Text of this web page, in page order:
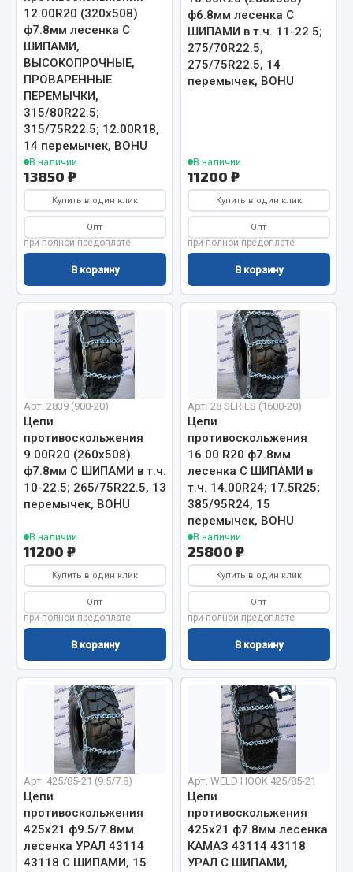
Соединительные элементы
Camozzi
Адаптеры и переходники
Тройники
Трубки, муфты, гайки
Угольники
Фитинги
Штуцеры
Весь раздел
Инструмент
Автомобильный инструмент
Измерительный инструмент
Крепежный инструмент
Режущий инструмент
Силовое оборудование
Слесарный инструмент
Столярный инструмент
Показать ещё
Цепи подъёмные
Весь раздел
РТИ
Кольца уплотнительные
Лента конвейерная
Манжеты
Паронит
Патрубки
Прокладки
Рукава высокого давления
12.00R20 (320х508)
ф7.8мм лесенка С
ШИПАМИ,
ВЫСОКОПРОЧНЫЕ,
ПРОВАРЕННЫЕ
ПЕРЕМЫЧКИ,
315/80R22.5;
315/75R22.5; 12.00R18,
14 перемычек, BOHU
В наличии
13850 ₽
Купить в один клик
Опт
при полной предоплате
В корзину
ф6.8мм лесенка С
ШИПАМИ в т.ч. 11-22.5;
275/70R22.5;
275/75R22.5, 14
перемычек, BOHU
В наличии
11200 ₽
Купить в один клик
Опт
при полной предоплате
В корзину
Арт. 2839 (900-20)
Цепи
противоскольжения
9.00R20 (260х508)
ф7.8мм С ШИПАМИ в т.ч.
10-22.5; 265/75R22.5, 13
перемычек, BOHU
В наличии
11200 ₽
Купить в один клик
Опт
при полной предоплате
В корзину
Арт. 28 SERIES (1600-20)
Цепи
противоскольжения
16.00 R20 ф7.8мм
лесенка С ШИПАМИ в
т.ч. 14.00R24; 17.5R25;
385/95R24, 15
перемычек, BOHU
В наличии
25800 ₽
Купить в один клик
Опт
при полной предоплате
В корзину
Арт. 425/85-21 (9.5/7.8)
Цепи
противоскольжения
425х21 ф9.5/7.8мм
лесенка УРАЛ 43114
43118 С ШИПАМИ, 15
Арт. WELD HOOK 425/85-21
Цепи
противоскольжения
425х21 ф7.8мм лесенка
КАМАЗ 43114 43118
УРАЛ С ШИПАМИ,